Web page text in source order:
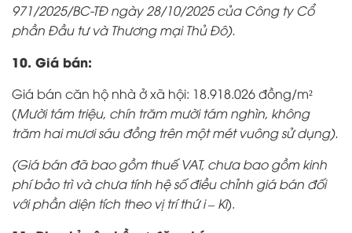
971/2025/BC-TĐ ngày 28/10/2025 của Công ty Cổ
phần Đầu tư và Thương mại Thủ Đô).
10. Giá bán:
Giá bán căn hộ nhà ở xã hội: 18.918.026 đồng/m²
(Mười tám triệu, chín trăm mười tám nghìn, không
trăm hai mươi sáu đồng trên một mét vuông sử dụng).
(Giá bán đã bao gồm thuế VAT, chưa bao gồm kinh
phí bảo trì và chưa tính hệ số điều chỉnh giá bán đối
với phần diện tích theo vị trí thứ i – Ki).